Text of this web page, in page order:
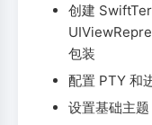
创建
包装
配置 PTY 和
设置基础主